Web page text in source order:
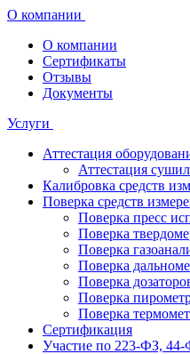
О компании
О компании
Сертификаты
Отзывы
Документы
Услуги
Аттестация
Аттестация
Калибровка средств
Поверка средств
Поверка пресс
Поверка
Поверка
Поверка
Поверка
Поверка
Поверка
Сертификация
Участие по 223-ФЗ,